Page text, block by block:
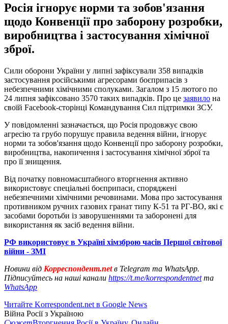
Росія ігнорує норми та зобов'язання
щодо Конвенції про заборону розробки,
виробництва і застосування хімічної
зброї.
Сили оборони України у липні зафіксували 358 випадків
застосування російськими агресорами боєприпасів з
небезпечними хімічними сполуками. Загалом з 15 лютого по
24 липня зафіксовано 3570 таких випадків. Про це заявило на
своїй Facebook-сторінці Командування Сил підтримки ЗСУ.
У повідомленні зазначається, що Росія продовжує свою
агресію та грубо порушує правила ведення війни, ігнорує
норми та зобов'язання щодо Конвенції про заборону розробки,
виробництва, накопичення і застосування хімічної зброї та
про її знищення.
Від початку повномасштабного вторгнення активно
використовує спеціальні боєприпаси, споряджені
небезпечними хімічними речовинами. Мова про застосування
противником ручних газових гранат типу К-51 та РГ-ВО, які є
засобами боротьби із заворушеннями та заборонені для
використання як засіб ведення війни.
РФ використовує в Україні хімзброю часів Першої світової
війни - ЗМІ
Новини від Корреспондент.netв Telegram та WhatsApp.
Підписуйтесь на наші канали https://t.me/korrespondentnetта
WhatsApp
Читайте Korrespondent.net в Google News
Війна Росії з Україною